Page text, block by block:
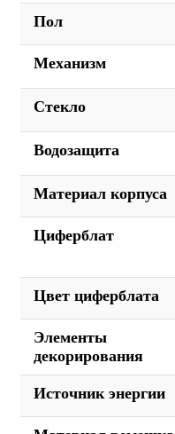
Пол
Механизм
Стекло
Водозащита
Материал корпуса
Циферблат
Цвет циферблата
Элементы
декорирования
Источник энергии